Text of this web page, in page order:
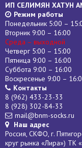
ИП СЕЛИМЯН ХАТУН
Режим работы
Понедельник 5:00 –
Вторник 9:00 – 16:00
Среда – выходной
Четверг 5:00 – 15:00
Пятница 9:00 – 16:00
Суббота 9:00 – 16:00
Воскресенье 9:00 –
Контакты
8 (962) 433-23-33
8 (928) 302-84-33
mail@bnm-socks.ru
Наш адрес
Россия, СКФО, г.
круг рынка «Лира») ТК